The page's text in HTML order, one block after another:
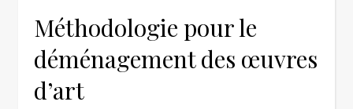
Méthodologie pour le
déménagement des œuvres
d’art